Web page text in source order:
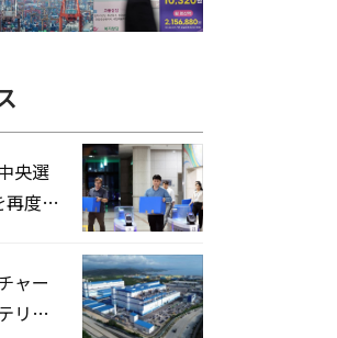
央選
度家
ャー
リー